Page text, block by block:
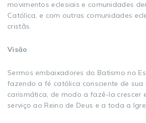
movimentos eclesiais e comunidades
Católica, e com outras comunidades
cristãs.
Visão
Sermos embaixadores do Batismo no
fazendo a fé católica consciente de sua
carismática, de modo a fazê-la crescer
serviço ao Reino de Deus e a toda a